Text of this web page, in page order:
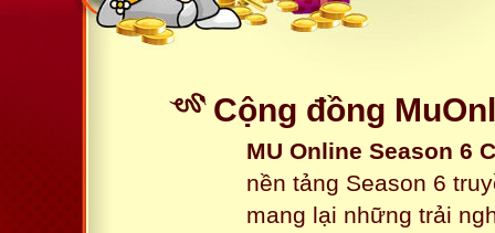
Cộng đồng
MU Online Season 6
nền tảng Season 6
mang lại những trải